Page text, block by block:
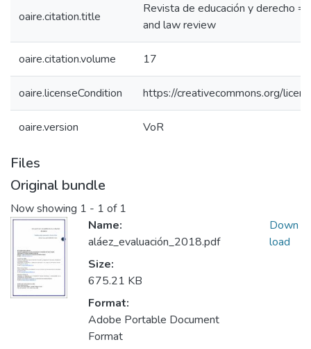
oaire.citation.title
Revista de educación y derecho =
and law review
oaire.citation.volume 17
oaire.licenseCondition https://creativecommons.org/
oaire.version VoR
Files
Original bundle
Now showing 1 - 1 of 1
Name:
aláez_evaluación_2018.pdf
Size:
675.21 KB
Format:
Adobe Portable Document
Format
Down
load